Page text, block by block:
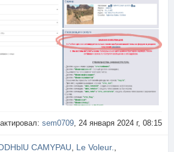
sem0709, 24 января 2024 г, 08:15
CAMYPAU Le Voleur.